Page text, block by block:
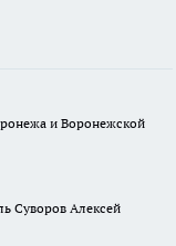
и Воронежской
Суворов Алексей